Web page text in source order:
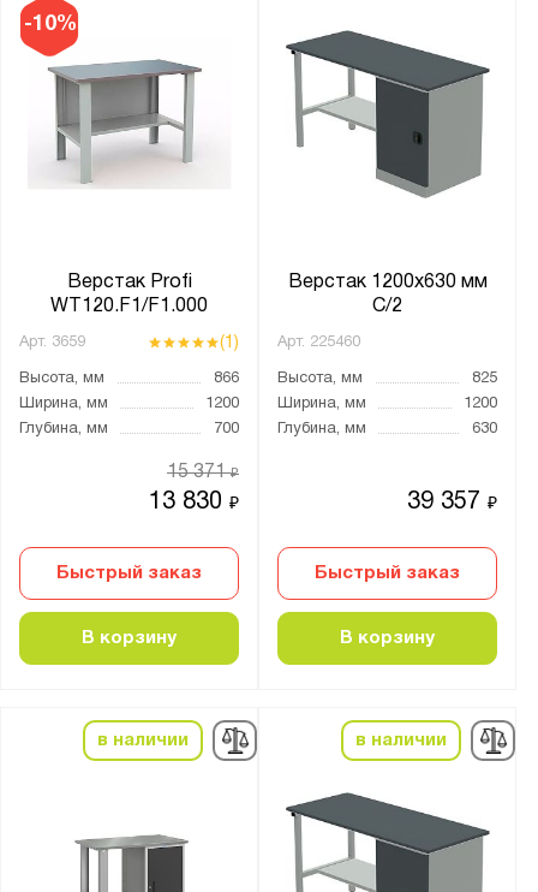
-10%
Верстак Profi
WT120.F1/F1.000
Арт. 3659 (1)
Высота, мм
866
Ширина, мм
1200
Глубина, мм
700
13 830₽
15 371₽
Быстрый заказ
В корзину
Верстак 1200х630 мм
С/2
Арт. 225460
Высота, мм
825
Ширина, мм
1200
Глубина, мм
630
39 357₽
Быстрый заказ
В корзину
в наличии в наличии
Фанера 27 мм
Назначение верстака:
Для гаража
Производитель:
Метех
Промет
Бренд:
41.ГР
PROFI